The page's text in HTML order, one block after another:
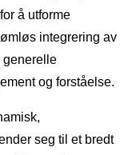
å utforme
integrering av
generelle
og forståelse.
seg til et bredt